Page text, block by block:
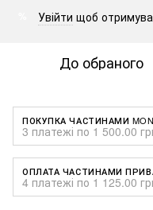
Увійти щоб
До обраного
ПОКУПКА ЧАСТИНАМИ
3 платежі по 1 500.00
ОПЛАТА ЧАСТИНАМИ
4 платежі по 1 125.00